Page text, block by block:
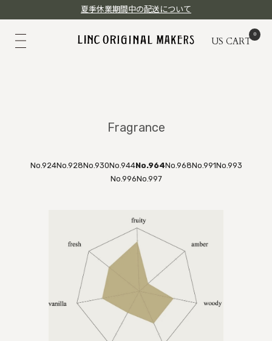
夏季休業期間中の配送について
US CART
Fragrance
No.924No.928No.930No.944No.964No.968No.991No.993
No.996No.997